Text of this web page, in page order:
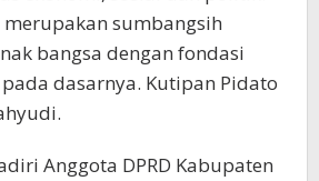
sumbangsih
bangsa dengan fondasi
dasarnya. Kutipan Pidato
Anggota DPRD Kabupaten